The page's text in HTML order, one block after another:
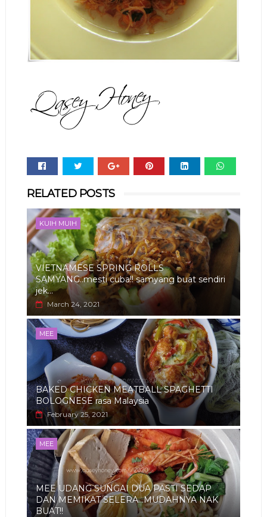
RELATED POSTS
KUIH MUIH
VIETNAMESE SPRING ROLLS
SAMYANG..mesti cuba!! samyang buat sendiri
jek...
March 24, 2021
MEE
BAKED CHICKEN MEATBALL SPAGHETTI
BOLOGNESE rasa Malaysia
February 25, 2021
MEE
MEE UDANG SUNGAI DUA PASTI SEDAP
DAN MEMIKAT SELERA...MUDAHNYA NAK
BUAT!!